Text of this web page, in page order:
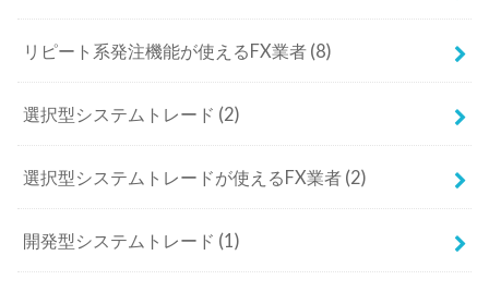
リピート系発注機能が使えるFX業者 (8)
選択型システムトレード (2)
選択型システムトレードが使えるFX業者 (2)
開発型システムトレード (1)